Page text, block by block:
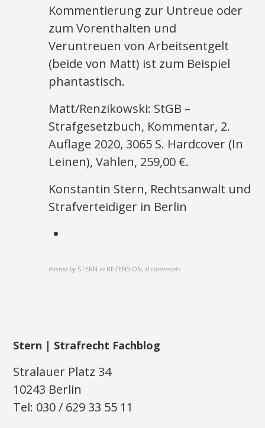
Kommentierung zur Untreue oder
zum Vorenthalten und
Veruntreuen von Arbeitsentgelt
(beide von Matt) ist zum Beispiel
phantastisch.
Matt/Renzikowski: StGB –
Strafgesetzbuch, Kommentar, 2.
Auflage 2020, 3065 S. Hardcover (In
Leinen), Vahlen, 259,00 €.
Konstantin Stern, Rechtsanwalt und
Strafverteidiger in Berlin
Posted by STERN in REZENSION,0 comments
Stern | Strafrecht Fachblog
Stralauer Platz 34
10243 Berlin
Tel: 030 / 629 33 55 11